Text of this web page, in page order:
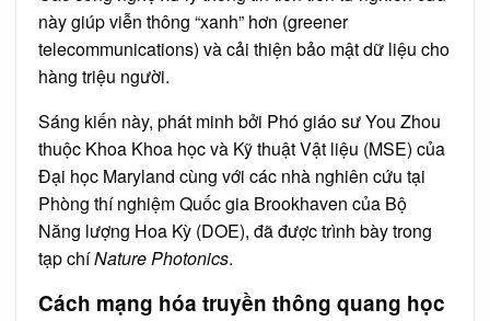
này giúp viễn thông “xanh” hơn (greener
telecommunications) và cải thiện bảo mật dữ liệu cho
hàng triệu người.
Sáng kiến này, phát minh bởi Phó giáo sư You Zhou
thuộc Khoa Khoa học và Kỹ thuật Vật liệu (MSE) của
Đại học Maryland cùng với các nhà nghiên cứu tại
Phòng thí nghiệm Quốc gia Brookhaven của Bộ
Năng lượng Hoa Kỳ (DOE), đã được trình bày trong
tạp chíNature Photonics.
Cách mạng hóa truyền thông quang học